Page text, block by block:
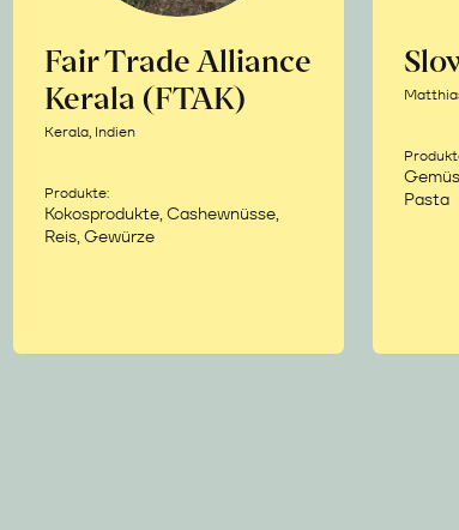
Fair Trade Alliance
Kerala (FTAK)
Kerala, Indien
Produkte:
Kokosprodukte, Cashewnüsse,
Reis, Gewürze
Pasta